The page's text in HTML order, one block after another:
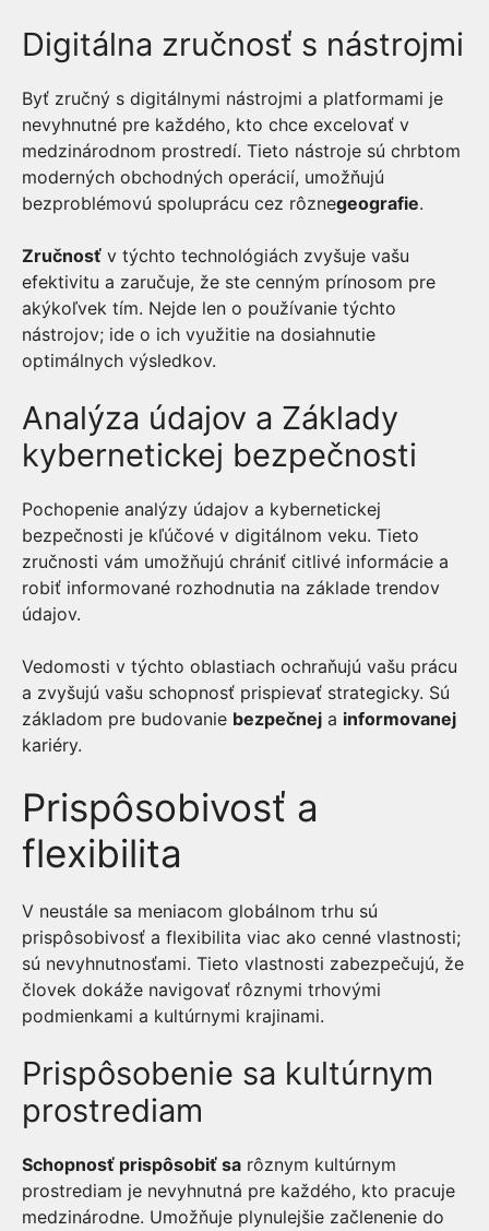
Digitálna zručnosť s nástrojmi
Byť zručný s digitálnymi nástrojmi a platformami je
nevyhnutné pre každého, kto chce excelovať v
medzinárodnom prostredí. Tieto nástroje sú chrbtom
moderných obchodných operácií, umožňujú
bezproblémovú spoluprácu cez rôznegeografie.
Zručnosť v týchto technológiách zvyšuje vašu
efektivitu a zaručuje, že ste cenným prínosom pre
akýkoľvek tím. Nejde len o používanie týchto
nástrojov; ide o ich využitie na dosiahnutie
optimálnych výsledkov.
Analýza údajov a Základy
kybernetickej bezpečnosti
Pochopenie analýzy údajov a kybernetickej
bezpečnosti je kľúčové v digitálnom veku. Tieto
zručnosti vám umožňujú chrániť citlivé informácie a
robiť informované rozhodnutia na základe trendov
údajov.
Vedomosti v týchto oblastiach ochraňujú vašu prácu
a zvyšujú vašu schopnosť prispievať strategicky. Sú
základom pre budovanie bezpečnej a informovanej
kariéry.
Prispôsobivosť a
flexibilita
V neustále sa meniacom globálnom trhu sú
prispôsobivosť a flexibilita viac ako cenné vlastnosti;
sú nevyhnutnosťami. Tieto vlastnosti zabezpečujú, že
človek dokáže navigovať rôznymi trhovými
podmienkami a kultúrnymi krajinami.
Prispôsobenie sa kultúrnym
prostrediam
Schopnosť prispôsobiť sa rôznym kultúrnym
prostrediam je nevyhnutná pre každého, kto pracuje
medzinárodne. Umožňuje plynulejšie začlenenie do